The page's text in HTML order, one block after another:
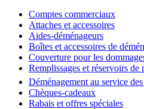
Comptes commerciaux
Attaches et accessoires
Aides-déménageurs
Boîtes et accessoires de
Couverture pour les
Remplissages et réservoirs de
Déménagement au service
Chèques-cadeaux
Rabais et offres spéciales